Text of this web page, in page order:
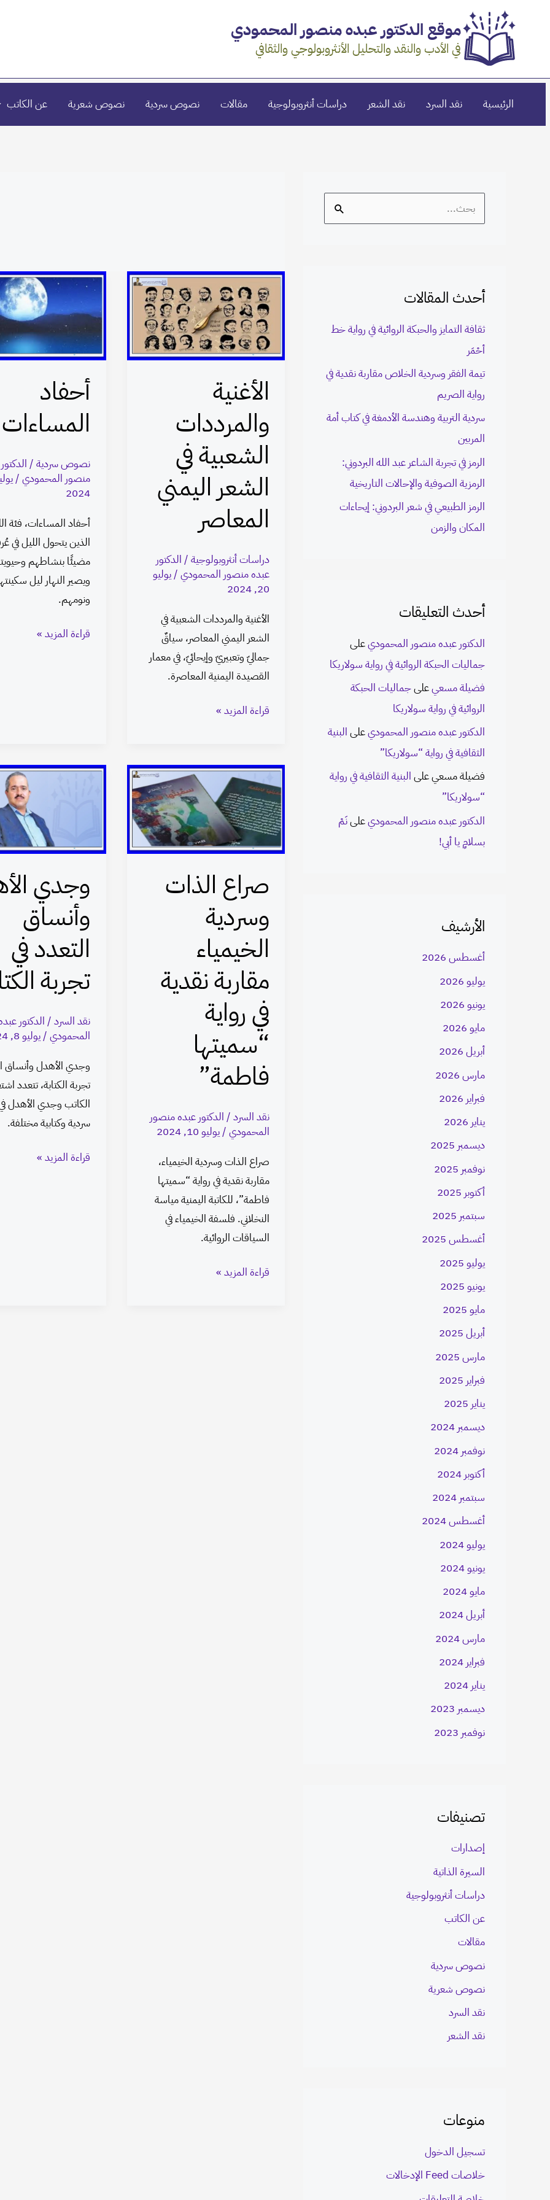
موقع الدكتور عبده منصور المحمودي
في الأدب والنقد والتحليل الأنثروبولوجي والثقافي
الرئيسية نقد السرد نقد الشعر دراسات أنثروبولوجية مقالات نصوص سردية نصوص شعرية عن الكاتب
c
f
o
r
:
أحدث المقالات
ثقافة التمايز والحبكة الروائية في رواية خط
أحْمَر
تيمة الفقر وسردية الخلاص مقاربة نقدية في
رواية الصريم
سردية التربية وهندسة الأدمغة في كتاب أمة
المربين
الرمز في تجربة الشاعر عبد الله البردوني:
الرمزية الصوفية والإحالات التاريخية
الرمز الطبيعي في شعر البردوني: إيحاءات
المكان والزمن
أحدث التعليقات
الدكتور عبده منصور المحموديعلى
جماليات الحبكة الروائية في رواية سولاريكا
فضيلة مسعيعلىجماليات الحبكة
الروائية في رواية سولاريكا
الدكتور عبده منصور المحموديعلى البنية
الثقافية في رواية “سولاريكا”
فضيلة مسعيعلى البنية الثقافية في رواية
“سولاريكا”
الدكتور عبده منصور المحموديعلىنَمْ
بسلامٍ يا أبي!
الأرشيف
أغسطس 2026
يوليو 2026
يونيو 2026
مايو 2026
أبريل 2026
مارس 2026
فبراير 2026
يناير 2026
ديسمبر 2025
نوفمبر 2025
أكتوبر 2025
سبتمبر 2025
أغسطس 2025
يوليو 2025
يونيو 2025
مايو 2025
أبريل 2025
مارس 2025
فبراير 2025
يناير 2025
ديسمبر 2024
نوفمبر 2024
أكتوبر 2024
سبتمبر 2024
أغسطس 2024
يوليو 2024
يونيو 2024
مايو 2024
أبريل 2024
مارس 2024
فبراير 2024
يناير 2024
ديسمبر 2023
نوفمبر 2023
تصنيفات
إصدارات
السيرة الذاتية
دراسات أنثروبولوجية
عن الكاتب
مقالات
نصوص سردية
نصوص شعرية
نقد السرد
نقد الشعر
منوعات
تسجيل الدخول
خلاصات Feed الإدخالات
الأغنية
والمرددات
الشعبية في
الشعر اليمني
المعاصر
دراسات أنثروبولوجية / الدكتور
عبده منصور المحمودي /يوليو
20, 2024
الأغنية والمرددات الشعبية في
الشعر اليمني المعاصر، سياقٌ
جماليّ وتعبيريّ وإيحائيّ، في معمار
القصيدة اليمنية المعاصرة.
الأغنية
والمرددات
الشعبية
في
اليمني
المعاصر
قراءة المزيد »
أحفاد
المساءات
نصوص سردية/
منصور المحمودي /
2024
أحفاد المساءات، فئة
الذين يتحول الليل في
مضيئًا بنشاطهم
ويصير النهار ليل
ونومهم.
أحفاد
المساءات
قراءة المزيد »
صراع الذات
وسردية
الخيمياء
مقاربة نقدية
في رواية
“سميتها
فاطمة”
نقد السرد / الدكتور عبده منصور
المحمودي /يوليو 10, 2024
صراع الذات وسردية الخيمياء،
مقاربة نقدية في رواية “سميتها
فاطمة”، للكاتبة اليمنية مياسة
النخلاني. فلسفة الخيمياء في
السياقات الروائية.
صراع
الذات
وسردية
الخيمياء
نقدية
رواية
“سميتها
فاطمة”
قراءة المزيد »
وجدي
وأنساق
التعدد في
تجربة
نقد السرد/ الدكتور
المحمودي /يوليو 8, 2024
وجدي الأهدل وأنساق
تجربة الكتابة، تتعدد
الكاتب وجدي الأهدل
سردية وكتابية مختلفة.
التعدد
تجربة
الكتابة
قراءة المزيد »